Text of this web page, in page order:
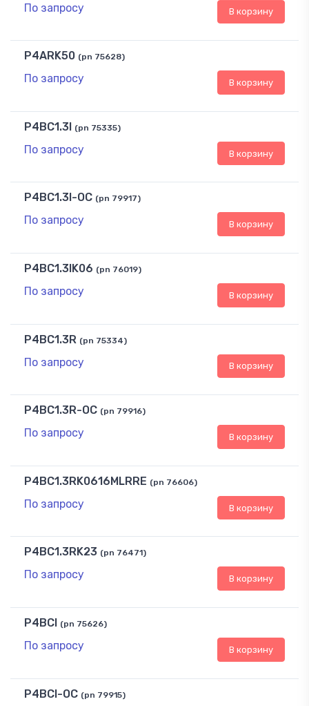
По запросу В корзину
P4ARK50 (pn 75628)
По запросу В корзину
P4BC1.3I (pn 75335)
По запросу В корзину
P4BC1.3I-OC (pn 79917)
По запросу В корзину
P4BC1.3IK06 (pn 76019)
По запросу В корзину
P4BC1.3R (pn 75334)
По запросу В корзину
P4BC1.3R-OC (pn 79916)
По запросу В корзину
P4BC1.3RK0616MLRRE (pn 76606)
По запросу В корзину
P4BC1.3RK23 (pn 76471)
По запросу В корзину
P4BCI (pn 75626)
По запросу В корзину
P4BCI-OC (pn 79915)